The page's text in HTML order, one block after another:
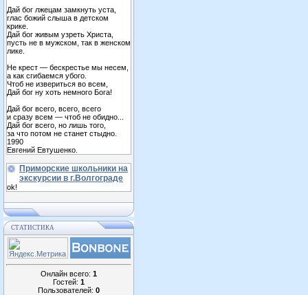
Дай бог лжецам замкнуть уста,
глас божий слыша в детском
крике.
Дай бог живым узреть Христа,
пусть не в мужском, так в женском
лике.
Не крест — бескрестье мы несем,
а как сгибаемся убого.
Чтоб не извериться во всем,
Дай бог ну хоть немного Бога!
Дай бог всего, всего, всего
и сразу всем — чтоб не обидно...
Дай бог всего, но лишь того,
за что потом не станет стыдно.
1990
Евгений Евтушенко.
Приморские школьники на
экскурсии в г.Волгограде
ok!
СТАТИСТИКА
Онлайн всего: 1
Гостей: 1
Пользователей: 0